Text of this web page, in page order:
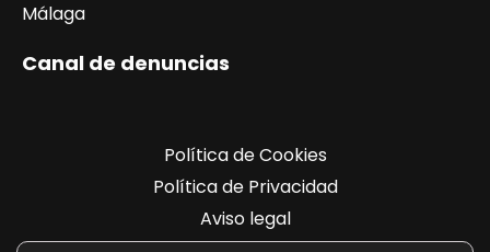
Málaga
Canal de denuncias
Política de Cookies
Política de Privacidad
Aviso legal